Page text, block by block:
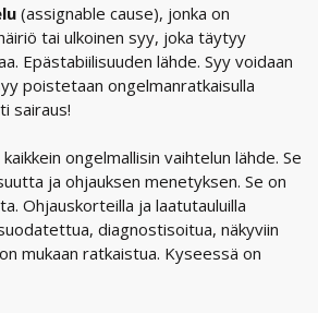
(assignable cause), jonka on
tai ulkoinen syy, joka täytyy
Epästabiilisuuden lähde. Syy voidaan
poistetaan ongelmanratkaisulla
sairaus!
ongelmallisin vaihtelun lähde. Se
ja ohjauksen menetyksen. Se on
Ohjauskorteilla ja laatutauluilla
diagnostisoitua, näkyviin
mukaan ratkaistua. Kyseessä on